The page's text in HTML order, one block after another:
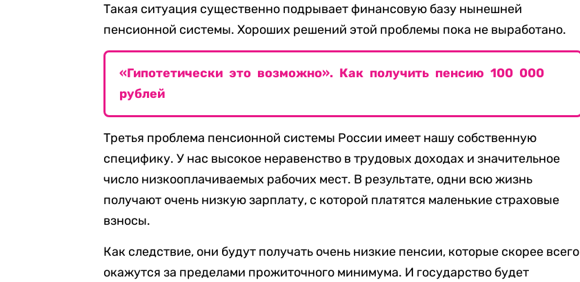
Такая ситуация существенно подрывает финансовую базу нынешней
пенсионной системы. Хороших решений этой проблемы пока не выработано.
«Гипотетически это возможно». Как получить пенсию 100 000
рублей
Третья проблема пенсионной системы России имеет нашу собственную
специфику. У нас высокое неравенство в трудовых доходах и значительное
число низкооплачиваемых рабочих мест. В результате, одни всю жизнь
получают очень низкую зарплату, с которой платятся маленькие страховые
взносы.
Как следствие, они будут получать очень низкие пенсии, которые скорее всего
окажутся за пределами прожиточного минимума. И государство будет